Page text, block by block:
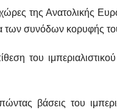
της Ανατολικής
των συνόδων κορυφής
του
βάσεις του